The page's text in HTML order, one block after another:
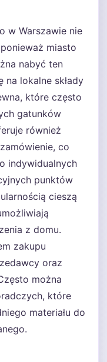
w Warszawie nie
miasto
nabyć ten
na lokalne składy
które często
gatunków
również
co
indywidualnych
punktów
cieszą
z domu.
zakupu
oraz
można
które
materiału do